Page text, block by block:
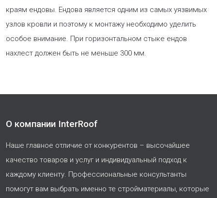
краям ендовы. Ендова является одним из самых уязвимых
узлов кровли и поэтому к монтажу необходимо уделить
особое внимание. При горизонтальном стыке ендов
нахлест должен быть не меньше 300 мм.
О компании InterRoof
Наше главное отличие от конкурентов – высочайшее
качество товаров и услуг и индивидуальный подход к
каждому клиенту. Профессиональные консультанты
помогут вам выбрать именно те стройматериалы, которые